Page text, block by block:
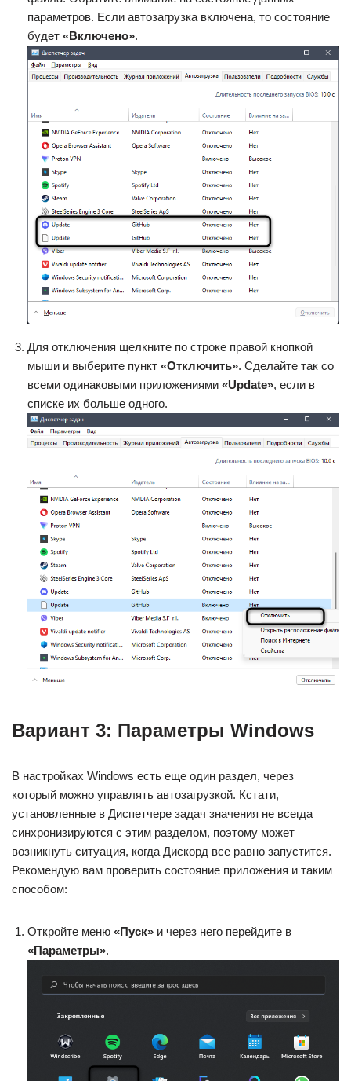
параметров. Если автозагрузка включена, то состояние
будет «Включено».
Для отключения щелкните по строке правой кнопкой
мыши и выберите пункт «Отключить». Сделайте так со
всеми одинаковыми приложениями «Update», если в
списке их больше одного.
Вариант 3: Параметры Windows
В настройках Windows есть еще один раздел, через
который можно управлять автозагрузкой. Кстати,
установленные в Диспетчере задач значения не всегда
синхронизируются с этим разделом, поэтому может
возникнуть ситуация, когда Дискорд все равно запустится.
Рекомендую вам проверить состояние приложения и таким
способом:
Откройте меню «Пуск» и через него перейдите в
«Параметры».